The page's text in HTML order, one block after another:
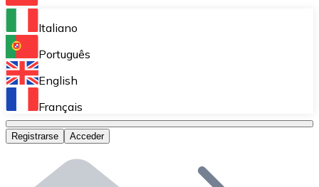
Bitnovo Ramp
Integra nuestra solución en tu plataforma.
Bitnovo Giftcards
Bitnovo OTC
Bitnovo ATM
Italiano
Português
English
Français
Registrarse Acceder